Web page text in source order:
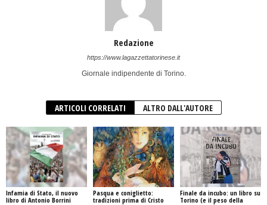
Redazione
https://www.lagazzettatorinese.it
Giornale indipendente di Torino.
ARTICOLI CORRELATI ALTRO DALL'AUTORE
Infamia di Stato, il nuovo
libro di Antonio Borrini
Pasqua e coniglietto:
tradizioni prima di Cristo
Finale da incubo: un libro su
Torino (e il peso della